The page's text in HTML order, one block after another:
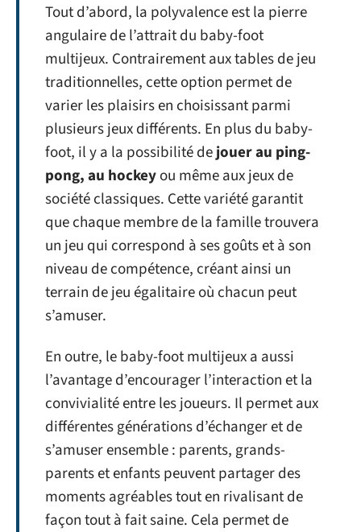
Tout d’abord, la polyvalence est la pierre
angulaire de l’attrait du baby-foot
multijeux. Contrairement aux tables de jeu
traditionnelles, cette option permet de
varier les plaisirs en choisissant parmi
plusieurs jeux différents. En plus du baby-
foot, il y a la possibilité dejouer au ping-
pong, au hockeyou même aux jeux de
société classiques. Cette variété garantit
que chaque membre de la famille trouvera
un jeu qui correspond à ses goûts et à son
niveau de compétence, créant ainsi un
terrain de jeu égalitaire où chacun peut
s’amuser.
En outre, le baby-foot multijeux a aussi
l’avantage d’encourager l’interaction et la
convivialité entre les joueurs. Il permet aux
différentes générations d’échanger et de
s’amuser ensemble : parents, grands-
parents et enfants peuvent partager des
moments agréables tout en rivalisant de
façon tout à fait saine. Cela permet de